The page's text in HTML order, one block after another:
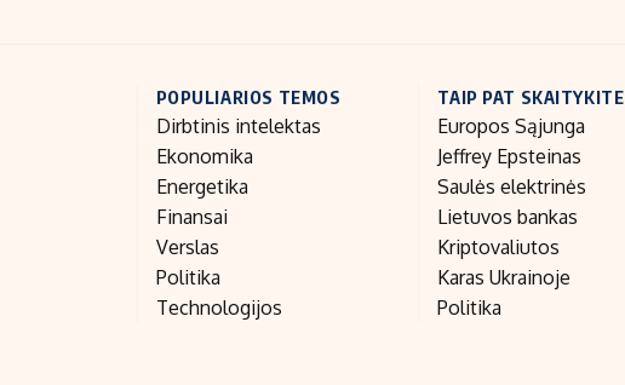
POPULIARIOS TEMOS
Dirbtinis intelektas
Ekonomika
Energetika
Finansai
Verslas
Politika
Technologijos
TAIP PAT SKAITYKITE
Europos Sąjunga
Jeffrey Epsteinas
Saulės elektrinės
Lietuvos bankas
Kriptovaliutos
Karas Ukrainoje
Politika